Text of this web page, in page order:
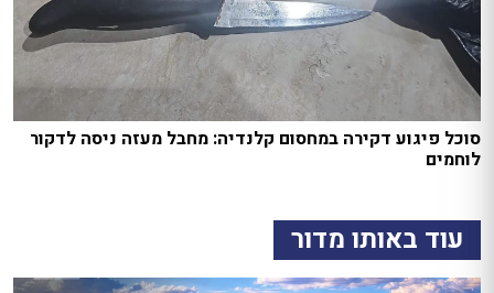
סוכל פיגוע דקירה במחסום קלנדיה: מחבל מעזה ניסה לדקור
לוחמים
עוד באותו מדור